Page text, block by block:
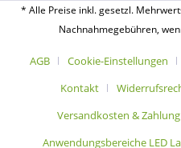
* Alle Preise inkl. gesetzl.
Nachnahmegebühren,
AGB Cookie-Einstellungen
Kontakt
Versandkosten & Zahlung
Anwendungsbereiche LED